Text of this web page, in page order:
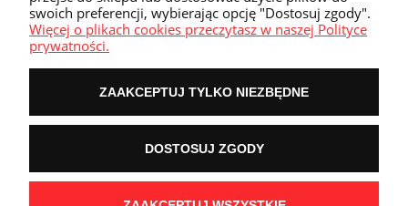
Przydatne linki
POKAŻ PEŁNĄ WERSJĘ STRONY
NASZE ODZNAKI
wyróżnienia są przyznawane przez
swoich preferencji, wybierając opcję "Dostosuj zgody".
Więcej o plikach cookies przeczytasz w naszej Polityce
prywatności.
ZAAKCEPTUJ TYLKO NIEZBĘDNE
DOSTOSUJ ZGODY